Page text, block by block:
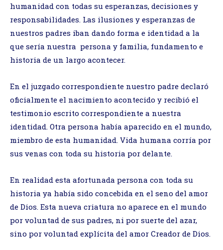
humanidad con todas su esperanzas, decisiones y
responsabilidades. Las ilusiones y esperanzas de
nuestros padres iban dando forma e identidad a la
que sería nuestra persona y familia, fundamento e
historia de un largo acontecer.
En el juzgado correspondiente nuestro padre declaró
oficialmente el nacimiento acontecido y recibió el
testimonio escrito correspondiente a nuestra
identidad. Otra persona había aparecido en el mundo,
miembro de esta humanidad. Vida humana corría por
sus venas con toda su historia por delante.
En realidad esta afortunada persona con toda su
historia ya había sido concebida en el seno del amor
de Dios. Esta nueva criatura no aparece en el mundo
por voluntad de sus padres, ni por suerte del azar,
sino por voluntad explícita del amor Creador de Dios.